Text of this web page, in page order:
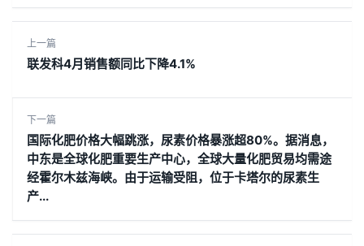
上一篇
联发科4月销售额同比下降4.1%
下一篇
国际化肥价格大幅跳涨，尿素价格暴涨超80%。据消息，
中东是全球化肥重要生产中心，全球大量化肥贸易均需途
经霍尔木兹海峡。由于运输受阻，位于卡塔尔的尿素生
产...